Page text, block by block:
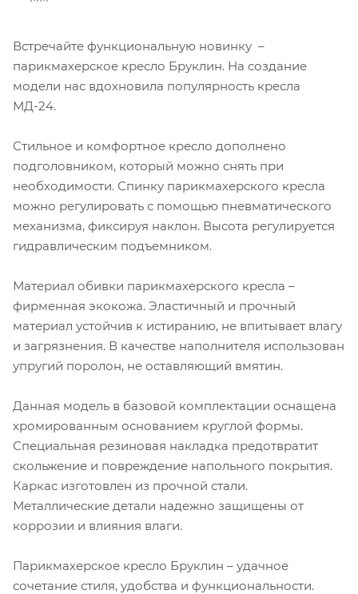
Встречайте функциональную новинку –
парикмахерское кресло Бруклин. На создание
модели нас вдохновила популярность кресла
МД-24.
Стильное и комфортное кресло дополнено
подголовником, который можно снять при
необходимости. Спинку парикмахерского кресла
можно регулировать с помощью пневматического
механизма, фиксируя наклон. Высота регулируется
гидравлическим подъемником.
Материал обивки парикмахерского кресла –
фирменная экокожа. Эластичный и прочный
материал устойчив к истиранию, не впитывает влагу
и загрязнения. В качестве наполнителя использован
упругий поролон, не оставляющий вмятин.
Данная модель в базовой комплектации оснащена
хромированным основанием круглой формы.
Специальная резиновая накладка предотвратит
скольжение и повреждение напольного покрытия.
Каркас изготовлен из прочной стали.
Металлические детали надежно защищены от
коррозии и влияния влаги.
Парикмахерское кресло Бруклин – удачное
сочетание стиля, удобства и функциональности.